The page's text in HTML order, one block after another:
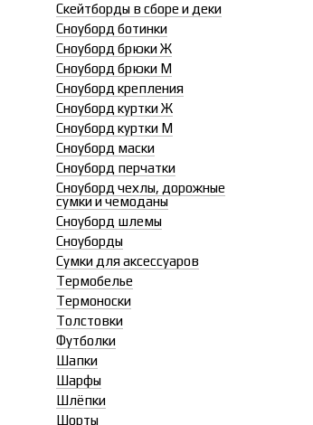
Скейтборды в сборе и деки
Сноуборд ботинки
Сноуборд брюки Ж
Сноуборд брюки М
Сноуборд крепления
Сноуборд куртки Ж
Сноуборд куртки М
Сноуборд маски
Сноуборд перчатки
Сноуборд чехлы, дорожные
сумки и чемоданы
Сноуборд шлемы
Сноуборды
Сумки для аксессуаров
Термобелье
Термоноски
Толстовки
Футболки
Шапки
Шарфы
Шлёпки
Шорты